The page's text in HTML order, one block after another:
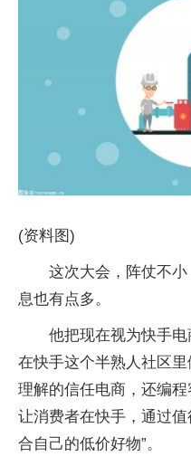
(资料图)
这次大会，阵仗不
息也有点多。
他把现在视为快手
在快手这个半熟人社区
理解的信任电商，还编
让消费者在快手，通过
合自己的低价好物”。